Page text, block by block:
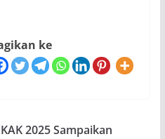
ke
2025 Sampaikan